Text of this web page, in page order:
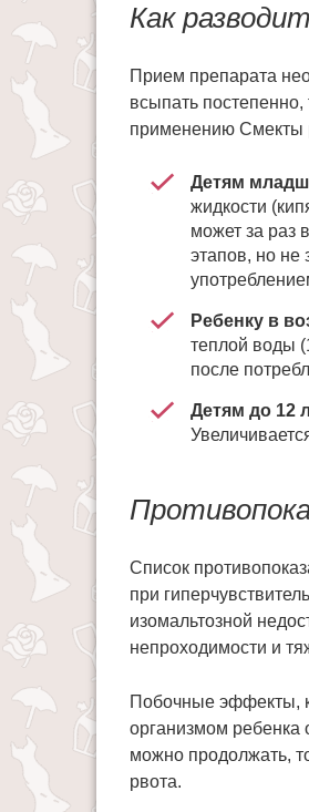
Как
Прием препарата
всыпать
применению Смекты
Детям
жидкости
может за раз
этапов, но не
Ребенку в
теплой воды
после
Детям до 12
Список
при
изомальтозной
непроходимости и
Побочные эффекты,
организмом ребенка
можно продолжать,
рвота.